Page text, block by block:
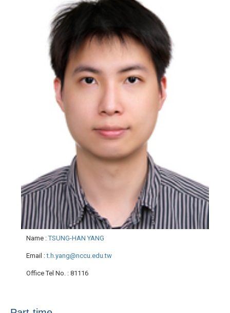
Name :TSUNG-HAN YANG
Email :t.h.yang@nccu.edu.tw
Office Tel No. : 81116